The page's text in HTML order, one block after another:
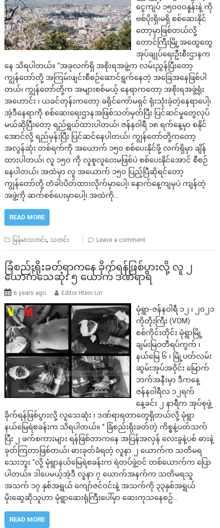
ငွေကျပ် ၁၅၀၀၀နူန်းနဲ့ ကို
ဗစ်ပိုးရှိ၊မရှိ စစ်ဆေးနိုင်
တော့မှာဖြစ်တယ်လို့
တောင်ကြီးမြို့အထွေထွေ
အုပ်ချုပ်ရေးဦးစီးဌာနက
နေ သိရပါတယ်။ “အခုလက်ရှိ အစိုးရအဖွဲ့က လမ်းညွှန်ပြီးတော့
ကျွန်တော်တို့ အကြမ်းဖျင်းစီစဉ်ဆောင်ရွက်နေတဲ့ အခြေအနေဖြစ်ပါ
တယ်၊ ကျွန်တော်တို့က အများစစ်မယ့် နေရာကတော့ အစိုးရအဖွဲ့ရုံး
အဟောင်း ၊ ယခင်တုန်းကတော့ ခရိုင်ကော်မရှင် ရုံးသုံးခဲ့တဲ့နေရာပေါ့၊
အဲ့ဒီနေရာကို စစ်ဆေးရေးဌာနအဖြစ်သတ်မှတ်ပြီး ပြင်ဆင်မှုတွေလုပ်
မယ်ဆိုပြီးတော့ ရည်ရွယ်ထားပါတယ်၊ ဇန်နဝါရီ ၁၈ ရက်နေ့မှာ စနိုင်
အောင်လို့ ရည်မှန်းပြီး ပြင်ဆင်နေပါတယ်၊ ကျွန်တော်တို့ကတော့
အလွန်ဆုံး တစ်ရက်ကို အယောက် ၁၅၀ စစ်ပေးနိုင်ဖို့ လက်ရှိမှာ ချိန်
ထားပါတယ်၊ လူ ၁၅၀ ကို လူစူလူဝေးမဖြစ်ပဲ စစ်ပေးနိုင်အောင် စီစဉ်
နေပါတယ်၊ အထဲမှာ လူ အယောက် ၁၅၀ ပြည့်ပြီဆိုရင်တော့
ကျွန်တော်တို့ တံခါးပိတ်ထားလိုက်မှာပေါ့၊ နောက်နေ့ကျမှပဲ ကျန်တဲ့
အဖွဲ့ကို ဆက်စစ်ပေးမှာပေါ့၊ အထဲကို…
READ MORE
မြန်မာသတင်း, သတင်း Leave a comment
ခြံစည်းရိုးခတ်ရာကနေ ခိုက်ရန်ဖြစ်ပွားလို့ လူ ၂
ယောက်သေဆုံး ၅ ယောက် ဒဏ်ရာရ
6 years ago Editor Htein Lin
မုံရွာ-ဇန်နဝါရီ ၁၂ ၊ ၂၀၂၁
ကိုတိုးကြီး (VOM)
စစ်ကိုင်းတိုင်း မုံရွာမြို့
ချမ်း​မြဝတီရပ်ကွက် ၊
နယ်မြေ ၆ ၊ မြို့ပတ်လမ်း
ဆွမ်းအုပ်အဝိုင်း မြောက်
ဘက်အနီးမှာ ဒီကနေ့
ဇန်နဝါရီလ ၁၂ရက်
နေ့ခင်း ၂ နာရီက အုပ်စုဖွဲ့
ခိုက်ရန်ဖြစ်ပွားလို့ လူသေဆုံး ၊ ဒဏ်ရာရတာတွေရှိတယ်လို့ မုံရွာ
နယ်မြေရဲစခန်းက သိရပါတယ်။ ” ခြံစည်းရိုးခတ်တဲ့ ကိစ္စနဲ့ပတ်သက်
ပြီး ၂ ဖက်စကားများ ရန်ဖြစ်တာကနေ အပြန်အလှန် လေးခွနဲ့ပစ် ဓားနဲ့
ခုတ်ကြတာဖြစ်တယ်၊ ဓားခုတ်ခံရတဲ့ လူနာ ၂ ယောက်က သတိမရ
သေးဘူး “လို့ မုံရွာနယ်မြေရဲစခန်းက ရဲတပ်ဖွဲ့ဝင် တစ်ယောက်က ပြော
ပါတယ်။ ဒါပေမယ့်အဲ့ဒီ လူနာ ၇ ယောက်အနက်က သတိမရသူ
အသက် ၁၇ နှစ်အရွယ် ကျော်ဇင်ဝင်းနဲ့ အသက်ကို ၃၃နှစ်အရွယ်
မိုးဆွေဆိုသူဟာ မုံရွာဆေးရုံကြီးပေါ်မှာ ဆေးကုသနေစဥ်…
READ MORE